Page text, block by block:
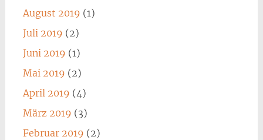
August 2019 (1)
Juli 2019 (2)
Juni 2019 (1)
Mai 2019 (2)
April 2019 (4)
März 2019 (3)
Februar 2019 (2)